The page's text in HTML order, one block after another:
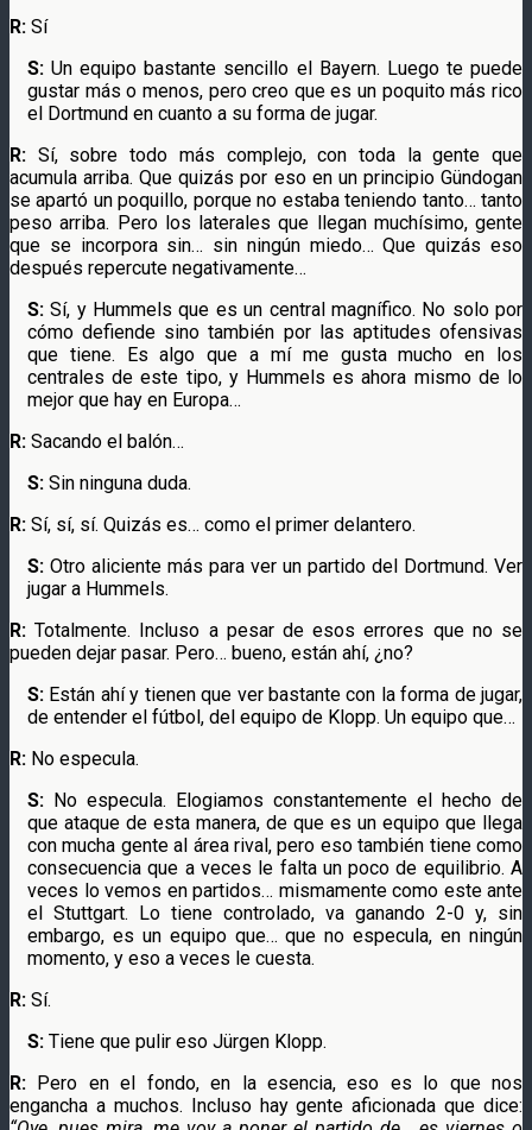
R: Sí
S: Un equipo bastante sencillo el Bayern. Luego te puede
gustar más o menos, pero creo que es un poquito más rico
el Dortmund en cuanto a su forma de jugar.
R: Sí, sobre todo más complejo, con toda la gente que
acumula arriba. Que quizás por eso en un principio Gündogan
se apartó un poquillo, porque no estaba teniendo tanto… tanto
peso arriba. Pero los laterales que llegan muchísimo, gente
que se incorpora sin… sin ningún miedo… Que quizás eso
después repercute negativamente…
S: Sí, y Hummels que es un central magnífico. No solo por
cómo defiende sino también por las aptitudes ofensivas
que tiene. Es algo que a mí me gusta mucho en los
centrales de este tipo, y Hummels es ahora mismo de lo
mejor que hay en Europa…
R: Sacando el balón…
S: Sin ninguna duda.
R: Sí, sí, sí. Quizás es… como el primer delantero.
S: Otro aliciente más para ver un partido del Dortmund. Ver
jugar a Hummels.
R: Totalmente. Incluso a pesar de esos errores que no se
pueden dejar pasar. Pero… bueno, están ahí, ¿no?
S: Están ahí y tienen que ver bastante con la forma de jugar,
de entender el fútbol, del equipo de Klopp. Un equipo que…
R: No especula.
S: No especula. Elogiamos constantemente el hecho de
que ataque de esta manera, de que es un equipo que llega
con mucha gente al área rival, pero eso también tiene como
consecuencia que a veces le falta un poco de equilibrio. A
veces lo vemos en partidos… mismamente como este ante
el Stuttgart. Lo tiene controlado, va ganando 2-0 y, sin
embargo, es un equipo que… que no especula, en ningún
momento, y eso a veces le cuesta.
R: Sí.
S: Tiene que pulir eso Jürgen Klopp.
R: Pero en el fondo, en la esencia, eso es lo que nos
engancha a muchos. Incluso hay gente aficionada que dice: